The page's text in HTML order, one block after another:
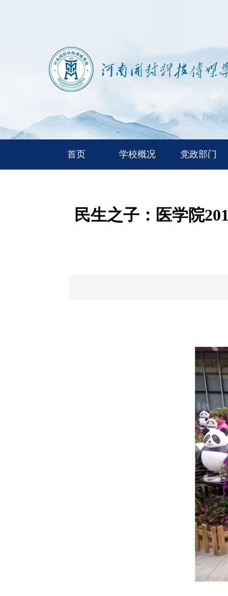
首页 学校概况 党政部门
民生之子：医学院